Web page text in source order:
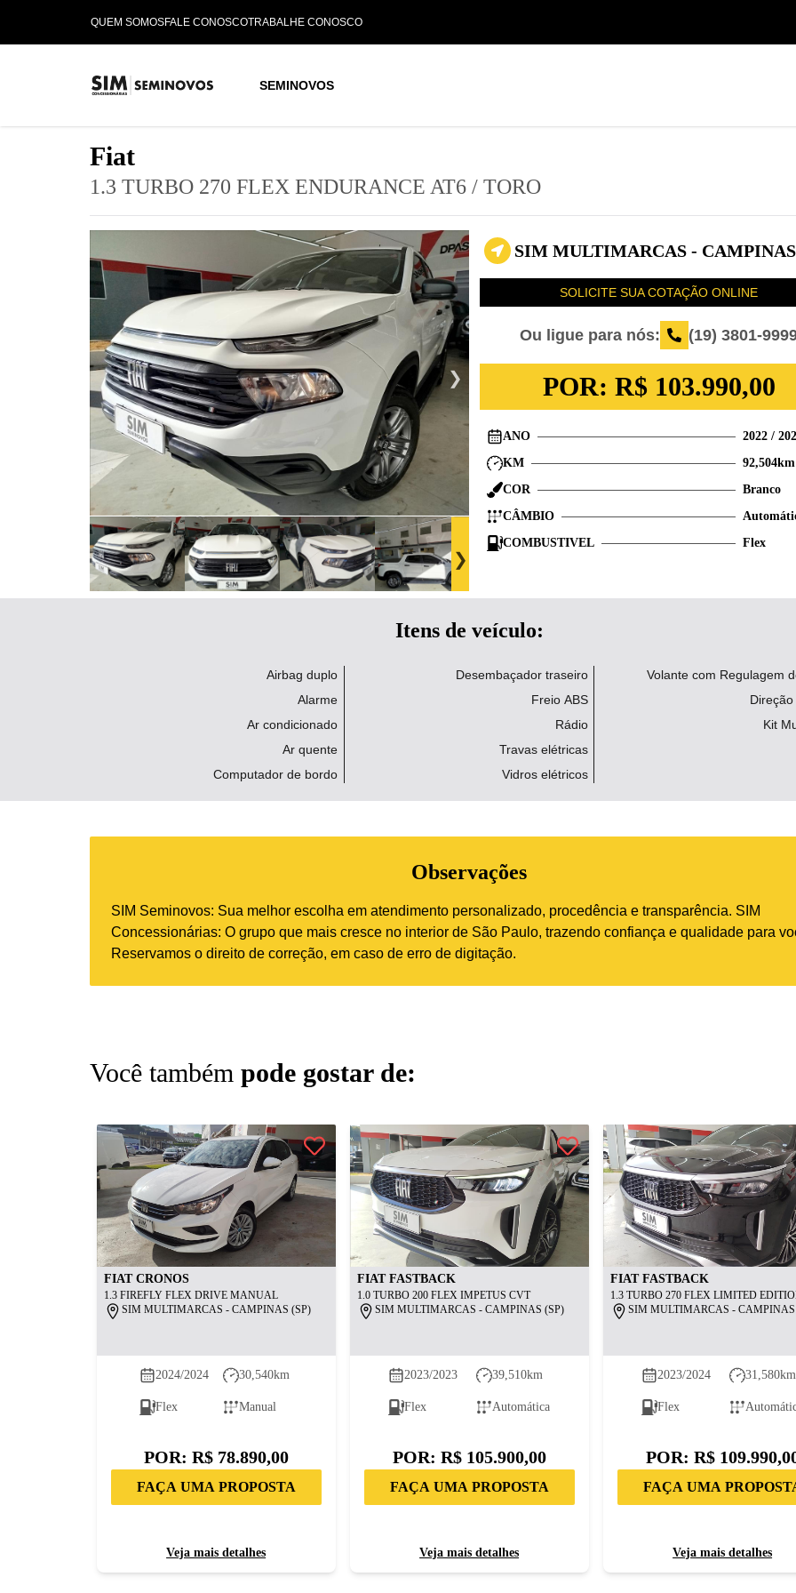
QUEM SOMOSFALE CONOSCOTRABALHE CONOSCO
SEMINOVOS
Fiat
1.3 TURBO 270 FLEX ENDURANCE AT6/ TORO
SIM MULTIMARCAS -
SOLICITE SUA COTAÇÃO ONLINE
Ou ligue para nós: (19) 3801-
POR: R$ 103.990,00
ANO 2022/
KM
92,504km
COR
Branco
CÂMBIO
COMBUSTIVEL
Flex
Itens de veículo:
Airbag duplo
Alarme
Ar condicionado
Ar quente
Computador de bordo
Desembaçador traseiro
Freio ABS
Rádio
Travas elétricas
Vidros elétricos
Volante com Regulagem
Kit
Observações
SIM Seminovos: Sua melhor escolha em atendimento personalizado, procedência e transparência. SIM
Concessionárias: O grupo que mais cresce no interior de São Paulo, trazendo confiança e qualidade para
Reservamos o direito de correção, em caso de erro de digitação.
Você também pode gostar de:
FIAT CRONOS
1.3 FIREFLY FLEX DRIVE MANUAL
SIM MULTIMARCAS - CAMPINAS (SP)
2024/2024 30,540km
Flex Manual
POR: R$ 78.890,00
FAÇA UMA PROPOSTA
Veja mais detalhes
FIAT FASTBACK
1.0 TURBO 200 FLEX IMPETUS CVT
SIM MULTIMARCAS - CAMPINAS (SP)
2023/2023 39,510km
Flex Automática
POR: R$ 105.900,00
FAÇA UMA PROPOSTA
Veja mais detalhes
FIAT FASTBACK
1.3 TURBO 270 FLEX LIMITED
SIM MULTIMARCAS - CAMPINAS
2023/2024 31,580km
Flex
POR: R$
FAÇA UMA
Veja mais detalhes